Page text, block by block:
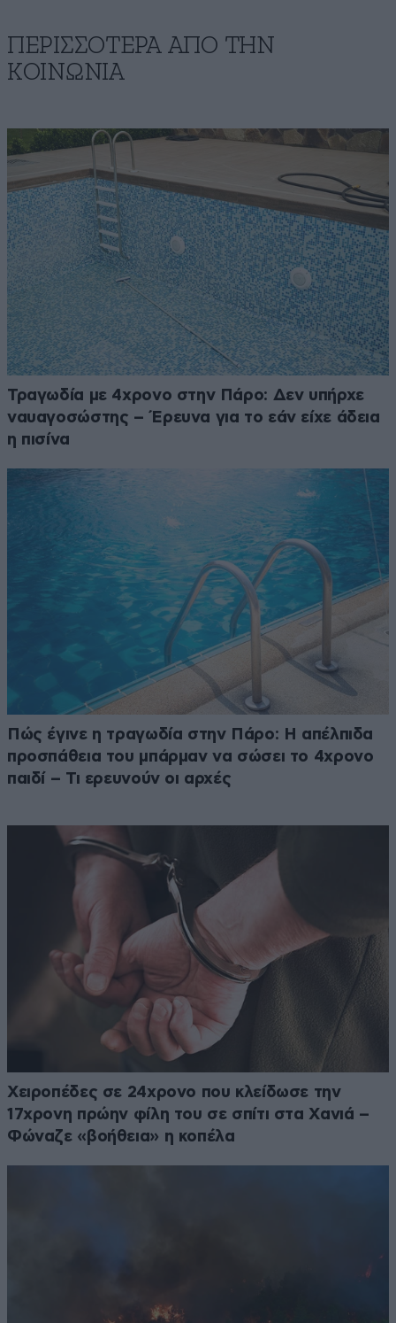
ΠΕΡΙΣΣΟΤΕΡΑ ΑΠΟ ΤΗΝ
ΚΟΙΝΩΝΙΑ
Τραγωδία με 4χρονο στην Πάρο: Δεν υπήρχε
ναυαγοσώστης – Έρευνα για το εάν είχε άδεια
η πισίνα
Πώς έγινε η τραγωδία στην Πάρο: Η απέλπιδα
προσπάθεια του μπάρμαν να σώσει το 4χρονο
παιδί – Τι ερευνούν οι αρχές
Χειροπέδες σε 24χρονο που κλείδωσε την
17χρονη πρώην φίλη του σε σπίτι στα Χανιά –
Φώναζε «βοήθεια» η κοπέλα